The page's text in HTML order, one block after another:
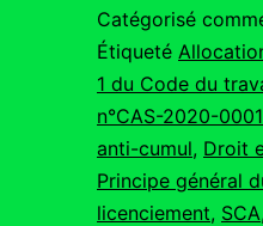
Catégorisé
Étiqueté
1 du Code du
n°CAS-2020-
anti-cumul, Droit
Principe général
licenciement, SCA,